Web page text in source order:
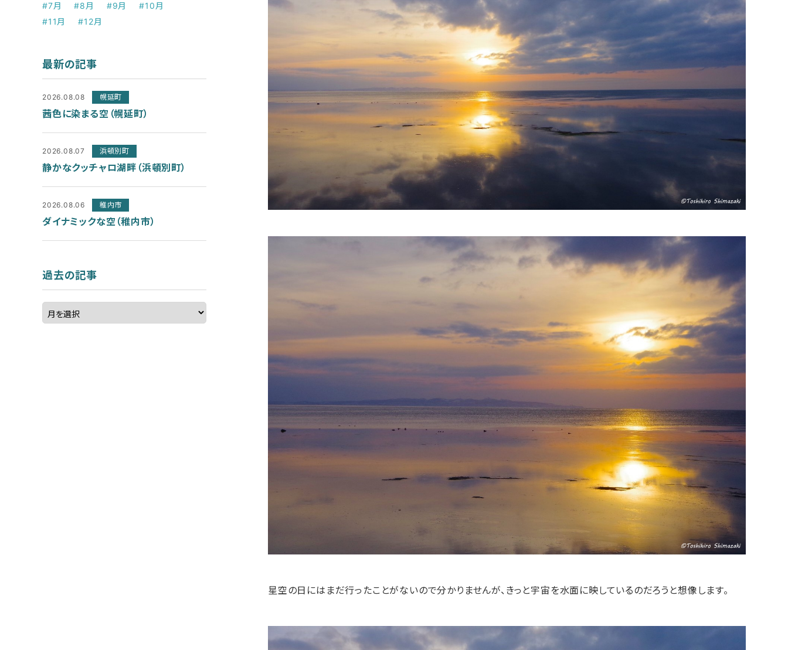
星空の日にはまだ行ったことがないので分かりませんが、きっと宇宙を水面に映しているのだろうと想像します。
#7月
#8月 #9月
#10月
#11月
#12月
最新の記事
2026.08.08 幌延町
茜色に染まる空（幌延町）
2026.08.07 浜頓別町
静かなクッチャロ湖畔（浜頓別町）
2026.08.06 稚内市
ダイナミックな空（稚内市）
過去の記事